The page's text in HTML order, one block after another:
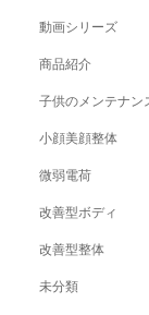
動画シリーズ
商品紹介
子供のメンテナン
小顔美顔整体
微弱電荷
改善型ボディ
改善型整体
未分類